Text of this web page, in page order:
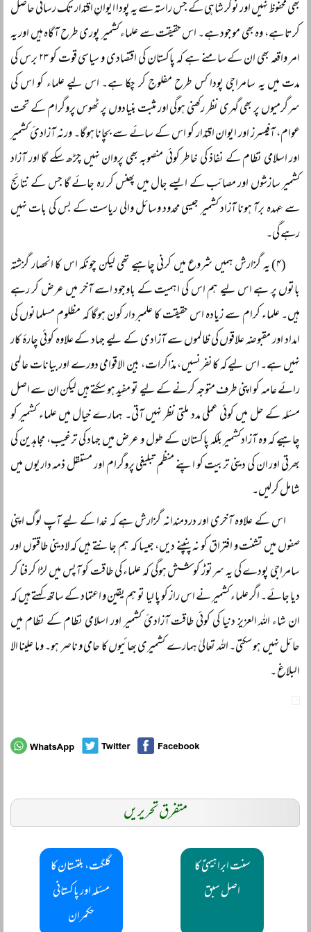
بھی محفوظ نہیں اور نوکر شاہی کے جس راستہ سے یہ پودا ایوانِ اقتدار تک رسائی حاصل
کرتا ہے، وہ بھی موجود ہے۔ اس حقیقت سے علماء کشمیر پوری طرح آگاہ ہیں اور یہ
امر واقعہ بھی ان کے سامنے ہے کہ پاکستان کی اقتصادی و سیاسی قوت کو ۲۳ برس کی
مدت میں یہ سامراجی پودا کس طرح مفلوج کر چکا ہے۔ اس لیے علماء کو اس کی
سرگرمیوں پر بھی گہری نظر رکھنی ہوگی اور مثبت بنیادوں پر ٹھوس پروگرام کے تحت
عوام، آفیسرز اور ایوان اقتدار کو اس کے سائے سے بچانا ہوگا۔ ورنہ آزادیٔ کشمیر
اور اسلامی نظام کے نفاذ کی خاطر کوئی منصوبہ بھی پروان نہیں چڑھ سکے گا اور آزاد
کشمیر سازشوں اور مصائب کے ایسے جال میں پھنس کر رہ جائے گا جس کے نتائج
سے عہدہ برآ ہونا آزاد کشمیر جیسی محدود وسائل والی ریاست کے بس کی بات نہیں
رہے گی۔
(۴) یہ گزارش ہمیں شروع میں کرنی چاہیے تھی لیکن چونکہ اس کا انحصار گزشتہ
باتوں پر ہے اس لیے ہم اس کی اہمیت کے باوجود اسے آخر میں عرض کر رہے
ہیں۔ علماء کرام سے زیادہ اس حقیقت کا علمبردار کون ہوگا کہ مظلوم مسلمانوں کی
امداد اور مقبوضہ علاقوں کی ظالموں سے آزادی کے لیے جہاد کے علاوہ کوئی چارۂ کار
نہیں ہے۔ اس لیے کہ کانفرنسیں، مذاکرات، بین الاقوامی دورے اور بیانات عالمی
رائے عامہ کو اپنی طرف متوجہ کرنے کے لیے تو مفید ہو سکتے ہیں لیکن ان سے اصل
مسئلہ کے حل میں کوئی عملی مدد ملتی نظر نہیں آتی۔ ہمارے خیال میں علماء کشمیر کو
چاہیے کہ وہ آزادکشمیر بلکہ پاکستان کے طول و عرض میں جہاد کی ترغیب، مجاہدین کی
بھرتی اور ان کی دینی تربیت کو اپنے منظم تبلیغی پروگرام اور مستقل ذمہ داریوں میں
شامل کرلیں۔
اس کے علاوہ آخری اور دردمندانہ گزارش ہے کہ خدا کے لیے آپ لوگ اپنی
صفوں میں تشنت و افتراق کو نہ پنپنے دیں، جیسا کہ ہم جانتے ہیں کہ لادینی طاقتوں اور
سامراجی پودے کی یہ سرتوڑ کوشش ہوگی کہ علماء کی طاقت کو آپس میں لڑا کر فنا کر
دیا جائے۔ اگر علماء کشمیر نے اس راز کو پا لیا تو ہم یقین و اعتماد کے ساتھ کہتے ہیں کہ
ان شاء اللہ العزیز دنیا کی کوئی طاقت آزادیٔ کشمیر اور اسلامی نظام کے نظام میں
حائل نہیں ہو سکتی۔ اللہ تعالیٰ ہمارے کشمیری بھائیوں کا حامی و ناصر ہو۔ وما علینا الا
البلاغ ۔
متفرق تحریریں
سنت ابراہیمیؑ کا
اصل سبق
گلگت، بلتستان کا
مسئلہ اور پاکستانی
حکمران